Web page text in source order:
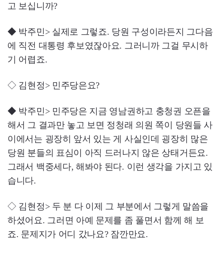
고 보십니까?
◆ 박주민> 실제로 그렇죠. 당원 구성이라든지 그다음
에 직전 대통령 후보였잖아요. 그러니까 그걸 무시하
기 어렵죠.
◇ 김현정> 민주당은요?
◆ 박주민> 민주당은 지금 영남권하고 충청권 오픈을
해서 그 결과만 놓고 보면 정청래 의원 쪽이 당원들 사
이에서는 굉장히 앞서 있는 게 사실인데 굉장히 많은
당원 분들의 표심이 아직 드러나지 않은 상태거든요.
그래서 백중세다, 해봐야 된다. 이런 생각을 가지고 있
습니다.
◇ 김현정> 두 분 다 이제 그 부분에서 그렇게 말씀을
하셨어요. 그러면 아예 문제를 좀 풀면서 함께 해 보
죠. 문제지가 어디 갔나요? 잠깐만요.